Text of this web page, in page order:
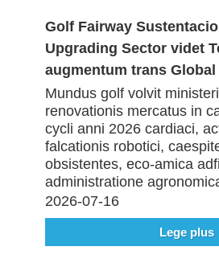
Golf Fairway
Upgrading Sector videt
augmentum trans
Mundus golf volvit
renovationis mercatus in
cycli anni 2026 cardiaci,
falcationis robotici,
obsistentes, eco-amica
administratione
2026-07-16
Lege plus